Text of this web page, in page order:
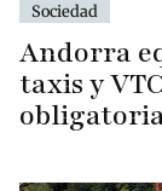
Sociedad
Andorra
taxis y